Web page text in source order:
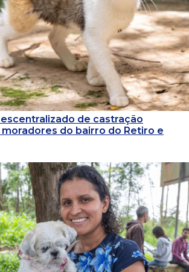
de castração
do bairro do Retiro e